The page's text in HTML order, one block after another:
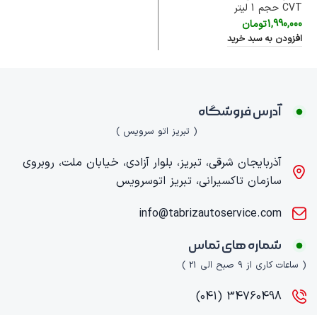
CVT حجم 1 لیتر
1,990,000تومان
افزودن به سبد خرید
آدرس فروشگاه
( تبریز اتو سرویس )
آذربایجان شرقی، تبریز، بلوار آزادی، خیابان ملت، روبروی
سازمان تاکسیرانی، تبریز اتوسرویس
info@tabrizautoservice.com
شماره های تماس
( ساعات کاری از 9 صبح الی 21 )
34760498 (041)